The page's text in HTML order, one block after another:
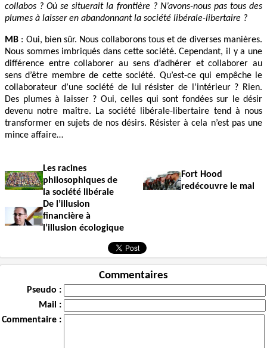
collabos ? Où se situerait la frontière ? N’avons-nous pas tous des
plumes à laisser en abandonnant la société libérale-libertaire ?
MB : Oui, bien sûr. Nous collaborons tous et de diverses manières.
Nous sommes imbriqués dans cette société. Cependant, il y a une
différence entre collaborer au sens d’adhérer et collaborer au
sens d’être membre de cette société. Qu’est-ce qui empêche le
collaborateur d’une société de lui résister de l’intérieur ? Rien.
Des plumes à laisser ? Oui, celles qui sont fondées sur le désir
devenu notre maître. La société libérale-libertaire tend à nous
transformer en sujets de nos désirs. Résister à cela n’est pas une
mince affaire…
Les racines
philosophiques de
la société libérale
Fort Hood
redécouvre le mal
De l’illusion
financière à
l’illusion écologique
Commentaires
Pseudo :
Mail :
Commentaire :